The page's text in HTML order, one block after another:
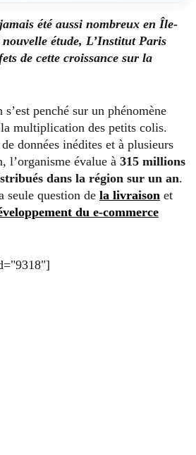
été aussi nombreux en Île-
étude, L’Institut Paris
de cette croissance sur la
penché sur un phénomène
multiplication des petits colis.
données inédites et à plusieurs
l’organisme évalue à 315 millions
dans la région sur un an.
seule question de la livraison et
du e-commerce